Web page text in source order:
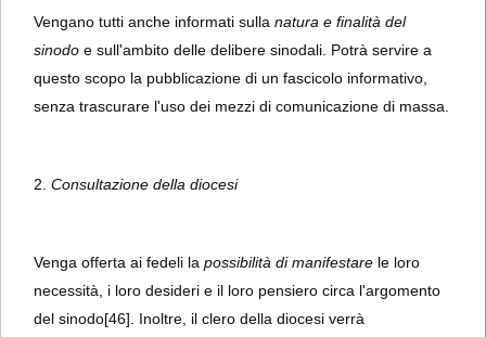
Vengano tutti anche informati sulla natura e finalità del
sinodo e sull'ambito delle delibere sinodali. Potrà servire a
questo scopo la pubblicazione di un fascicolo informativo,
senza trascurare l'uso dei mezzi di comunicazione di massa.
2. Consultazione della diocesi
Venga offerta ai fedeli la possibilità di manifestare le loro
necessità, i loro desideri e il loro pensiero circa l'argomento
del sinodo[46]. Inoltre, il clero della diocesi verrà